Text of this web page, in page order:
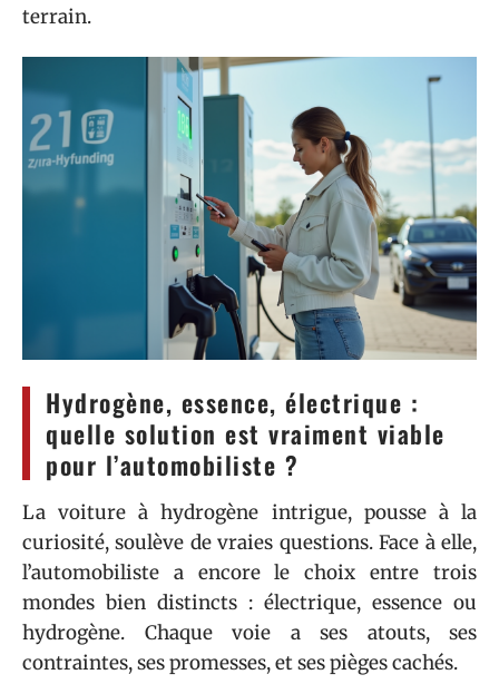
terrain.
Hydrogène, essence, électrique :
quelle solution est vraiment viable
pour l’automobiliste ?
La voiture à hydrogène intrigue, pousse à la
curiosité, soulève de vraies questions. Face à elle,
l’automobiliste a encore le choix entre trois
mondes bien distincts : électrique, essence ou
hydrogène. Chaque voie a ses atouts, ses
contraintes, ses promesses, et ses pièges cachés.